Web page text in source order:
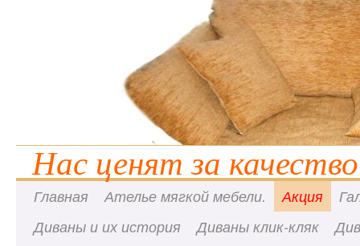
Нас ценят за
Главная Ателье мягкой мебели. Акция
Диваны и их история
Диваны клик-кляк